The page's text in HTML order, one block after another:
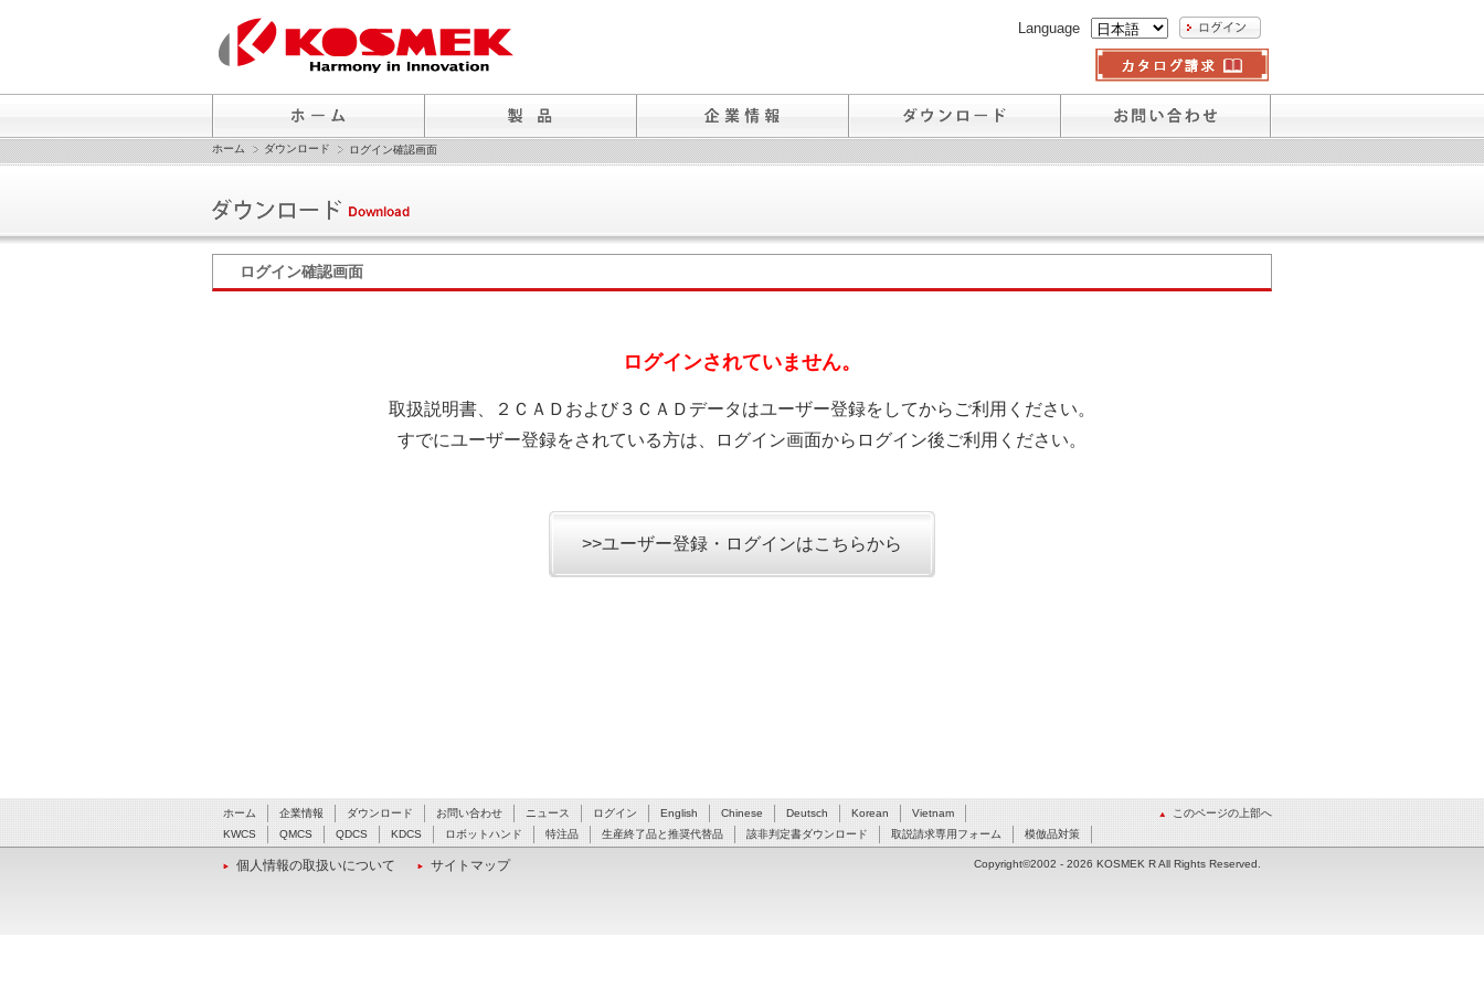
Language
ホーム ダウンロード ログイン確認画面
ログイン確認画面
ログインされていません。
取扱説明書、２ＣＡＤおよび３ＣＡＤデータはユーザー登録をしてからご利用ください。
すでにユーザー登録をされている方は、ログイン画面からログイン後ご利用ください。
>>ユーザー登録・ログインはこちらから
このページの上部へ
ホーム 企業情報 ダウンロード お問い合わせ ニュース ログイン English Chinese Deutsch Korean
Vietnam
KWCS
QMCS QDCS KDCS ロボットハンド 特注品 生産終了品と推奨代替品 該非判定書ダウンロード 取説請求専用フォーム 模倣品対策
個人情報の取扱いについて サイトマップ Copyright©2002 - 2026 KOSMEK R All Rights Reserved.